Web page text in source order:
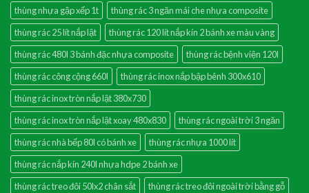
thùng nhựa gập xếp 1t
thùng rác 3 ngăn mái che nhựa composite
thùng rác 25 lít nắp lật
thùng rác 120 lít nắp kín 2 bánh xe màu vàng
thùng rác 480l 3 bánh đặc nhựa composite
thùng rác bệnh viện 120l
thùng rác công cộng 660l
thùng rác inox nắp bập bênh 300x610
thùng rác inox tròn nắp lật 380x730
thùng rác inox tròn nắp lật xoay 480x830
thùng rác ngoài trời 3 ngăn
thùng rác nhà bếp 80l có bánh xe
thùng rác nhựa 1000 lít
thùng rác nắp kín 240l nhựa hdpe 2 bánh xe
thùng rác treo đôi 50lx2 chân sắt
thùng rác treo đôi ngoài trời bằng gỗ